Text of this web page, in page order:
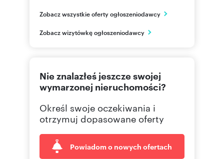
Strzelce Opolskie
PL
690 36 Pokaż telefon
Zobacz wszystkie oferty ogłoszeniodawcy
Zobacz wizytówkę ogłoszeniodawcy
Nie znalazłeś jeszcze swojej
wymarzonej nieruchomości?
Określ swoje oczekiwania i
otrzymuj dopasowane oferty
Powiadom o nowych ofertach